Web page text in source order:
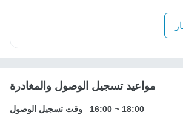
مواعيد تسجيل الوصول والمغادرة
وقت تسجيل الوصول 16:00 ~ 18:00